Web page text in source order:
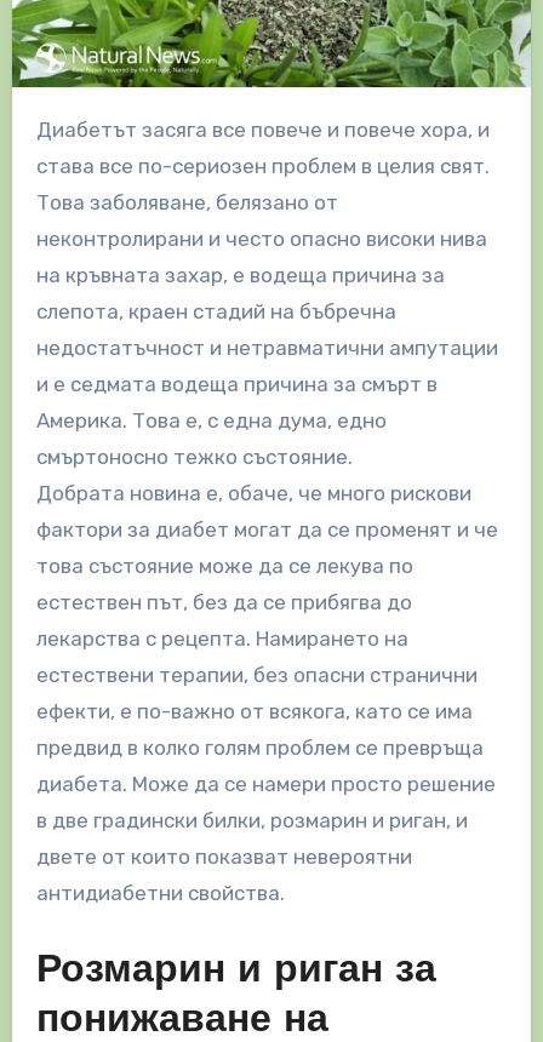
Диабетът засяга все повече и повече хора, и
става все по-сериозен проблем в целия свят.
Това заболяване, белязано от
неконтролирани и често опасно високи нива
на кръвната захар, е водеща причина за
слепота, краен стадий на бъбречна
недостатъчност и нетравматични ампутации
и е седмата водеща причина за смърт в
Америка. Това е, с една дума, едно
смъртоносно тежко състояние.
Добрата новина е, обаче, че много рискови
фактори за диабет могат да се променят и че
това състояние може да се лекува по
естествен път, без да се прибягва до
лекарства с рецепта. Намирането на
естествени терапии, без опасни странични
ефекти, е по-важно от всякога, като се има
предвид в колко голям проблем се превръща
диабета. Може да се намери просто решение
в две градински билки, розмарин и риган, и
двете от които показват невероятни
антидиабетни свойства.
Розмарин и риган за
понижаване на